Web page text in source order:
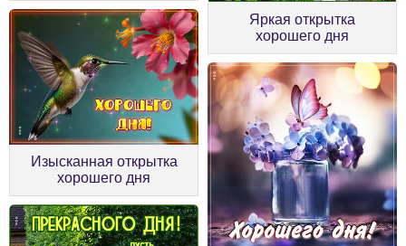
Яркая открытка
хорошего дня
Изысканная открытка
хорошего дня